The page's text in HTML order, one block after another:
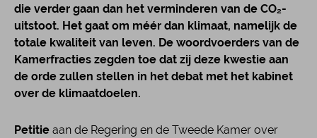
die verder gaan dan het verminderen van de CO₂-
uitstoot. Het gaat om méér dan klimaat, namelijk de
totale kwaliteit van leven. De woordvoerders van de
Kamerfracties zegden toe dat zij deze kwestie aan
de orde zullen stellen in het debat met het kabinet
over de klimaatdoelen.
Petitie aan de Regering en de Tweede Kamer over